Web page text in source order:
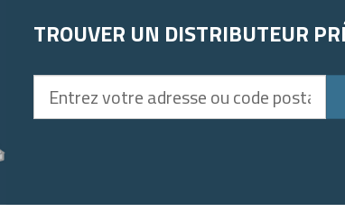
TROUVER UN DISTRIBUTEUR
votre